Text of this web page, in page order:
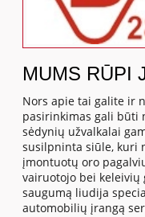
MUMS RŪPI
Nors apie tai galite ir
pasirinkimas gali būti
sėdynių užvalkalai
susilpninta siūle, kuri
įmontuotų oro
vairuotojo bei keleivių
saugumą liudija
automobilių įrangą